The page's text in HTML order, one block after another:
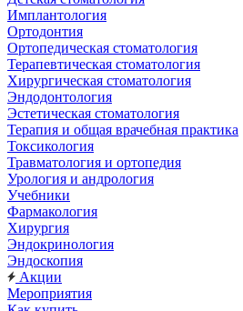
Имплантология
Ортодонтия
Ортопедическая стоматология
Терапевтическая стоматология
Хирургическая стоматология
Эндодонтология
Эстетическая стоматология
Терапия и общая врачебная практика
Токсикология
Травматология и ортопедия
Урология и андрология
Учебники
Фармакология
Хирургия
Эндокринология
Эндоскопия
Акции
Мероприятия